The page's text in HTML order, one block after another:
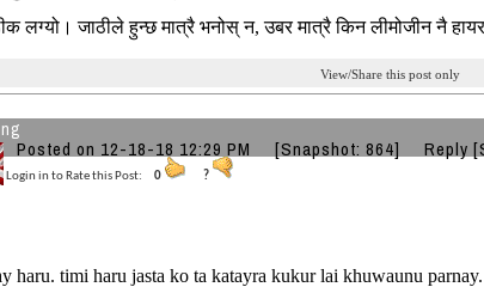
लग्यो। जाठीले हुन्छ मात्रै भनोस् न, उबर मात्रै किन लीमोजीन नै हायर
View/Share this post only
Posted on 12-18-18 12:29 PM [Snapshot: 864] Reply
Login in to Rate this Post: 0 ?
haru. timi haru jasta ko ta katayra kukur lai khuwaunu parnay.